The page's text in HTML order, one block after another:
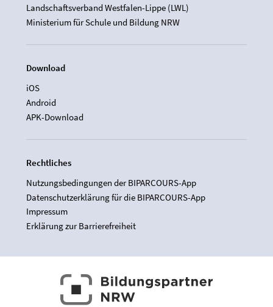
Landschaftsverband Westfalen-Lippe (LWL)
Ministerium für Schule und Bildung NRW
Download
iOS
Android
APK-Download
Rechtliches
Nutzungsbedingungen der BIPARCOURS-App
Datenschutzerklärung für die BIPARCOURS-App
Impressum
Erklärung zur Barrierefreiheit